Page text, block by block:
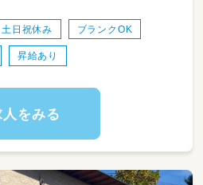
手洗い・うがい・おトイレなど
トイレ・おむつ交換・歯磨き・手
やつの前におトイレへ
土日祝休み ブランクOK
昇給あり
人をみる